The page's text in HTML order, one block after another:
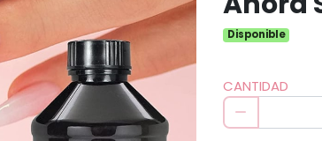
Disponible
CANTIDAD